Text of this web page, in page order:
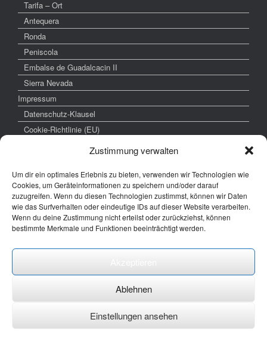
Zustimmung verwalten
Um dir ein optimales Erlebnis zu bieten, verwenden wir Technologien wie
Cookies, um Geräteinformationen zu speichern und/oder darauf
zuzugreifen. Wenn du diesen Technologien zustimmst, können wir Daten
wie das Surfverhalten oder eindeutige IDs auf dieser Website verarbeiten.
Wenn du deine Zustimmung nicht erteilst oder zurückziehst, können
bestimmte Merkmale und Funktionen beeinträchtigt werden.
Ablehnen
Einstellungen ansehen
Tarifa – Ort
Antequera
Ronda
Peniscola
Embalse de Guadalcacin II
Sierra Nevada
Impressum
Datenschutz-Klausel
Cookie-Richtlinie (EU)
weitere interessante Links
www.hochzeitsfoto-tk.de
www.fotografie-kraemer.de
E-Mail: thomas ( @) thomas-kraemer-fotografie.de
Ein Theme vonSiteOrigin